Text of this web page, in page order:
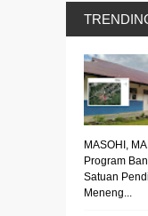
MASOHI,
Program
Satuan
Meneng...